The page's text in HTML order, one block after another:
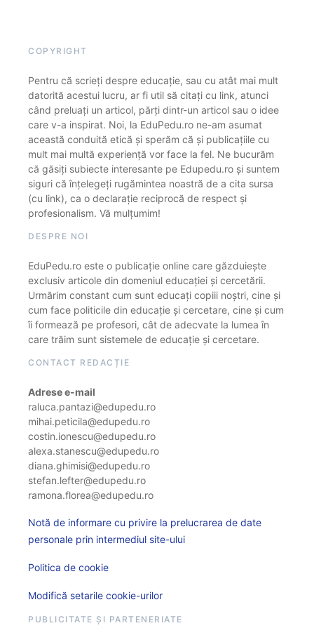
COPYRIGHT
Pentru că scrieți despre educație, sau cu atât mai mult
datorită acestui lucru, ar fi util să citați cu link, atunci
când preluați un articol, părți dintr-un articol sau o idee
care v-a inspirat. Noi, la EduPedu.ro ne-am asumat
această conduită etică și sperăm că și publicațiile cu
mult mai multă experiență vor face la fel. Ne bucurăm
că găsiți subiecte interesante pe Edupedu.ro și suntem
siguri că înțelegeți rugămintea noastră de a cita sursa
(cu link), ca o declarație reciprocă de respect și
profesionalism. Vă mulțumim!
DESPRE NOI
EduPedu.ro este o publicație online care găzduiește
exclusiv articole din domeniul educației și cercetării.
Urmărim constant cum sunt educați copiii noștri, cine și
cum face politicile din educație și cercetare, cine și cum
îi formează pe profesori, cât de adecvate la lumea în
care trăim sunt sistemele de educație și cercetare.
CONTACT REDACȚIE
Adrese e-mail
raluca.pantazi@edupedu.ro
mihai.peticila@edupedu.ro
costin.ionescu@edupedu.ro
alexa.stanescu@edupedu.ro
diana.ghimisi@edupedu.ro
stefan.lefter@edupedu.ro
ramona.florea@edupedu.ro
Notă de informare cu privire la prelucrarea de date
personale prin intermediul site-ului
Politica de cookie
Modifică setarile cookie-urilor
PUBLICITATE ȘI PARTENERIATE